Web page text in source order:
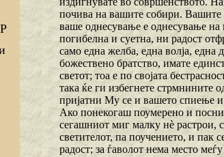
почива на вашите собири. Вашите
ваше однесување е однесување
погибелна и суетна, ни радост
само една желба, една волја,
божествено братство, имате
светот; тоа е по својата
така ќе ги избегнете стрмнините
пријатни Му се и вашето спиење
Ако понекогаш поумерено и
сегашниот миг малку нѐ растрои,
светителот, па поучението, и пак
радост; за ѓаволот нема место